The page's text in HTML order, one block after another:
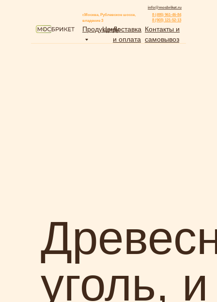
8 (495) 961-46-84
Продукция
ЦеныДоставка
и оплата
Контакты и
самовывоз
г.Москва, Рублевское шоссе,
владение 3
info@mosbriket.ru
8 (903) 121-52-13
уголь,